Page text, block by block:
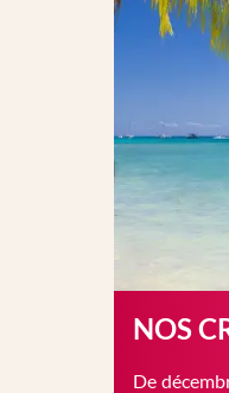
NOS
De